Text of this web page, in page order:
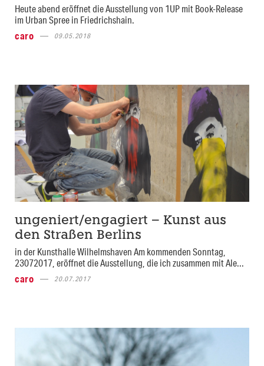
Heute abend eröffnet die Ausstellung von 1UP mit Book-Release
im Urban Spree in Friedrichshain.
caro
09.05.2018
ungeniert/engagiert – Kunst aus
den Straßen Berlins
in der Kunsthalle Wilhelmshaven Am kommenden Sonntag,
23072017, eröffnet die Ausstellung, die ich zusammen mit Ale...
caro
20.07.2017